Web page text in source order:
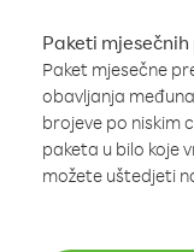
Paketi
Paket mjesečne
obavljanja
brojeve po niskim
paketa u bilo koje
možete uštedjeti